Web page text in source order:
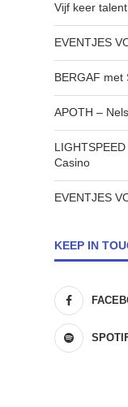
Vijf keer
EVENTJES
BERGAF met
APOTH –
Casino
EVENTJES
KEEP IN